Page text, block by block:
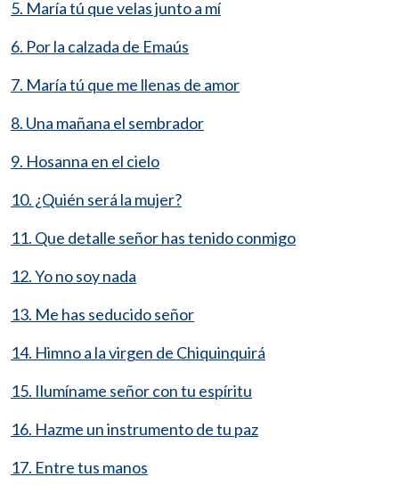
5. María tú que velas junto a mí
6. Por la calzada de Emaús
7. María tú que me llenas de amor
8. Una mañana el sembrador
9. Hosanna en el cielo
10. ¿Quién será la mujer?
11. Que detalle señor has tenido conmigo
12. Yo no soy nada
13. Me has seducido señor
14. Himno a la virgen de Chiquinquirá
15. Ilumíname señor con tu espíritu
16. Hazme un instrumento de tu paz
17. Entre tus manos